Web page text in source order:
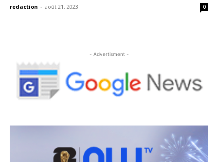
redaction - août 21, 2023 0
- Advertisment -